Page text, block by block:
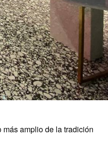
amplio de la tradición